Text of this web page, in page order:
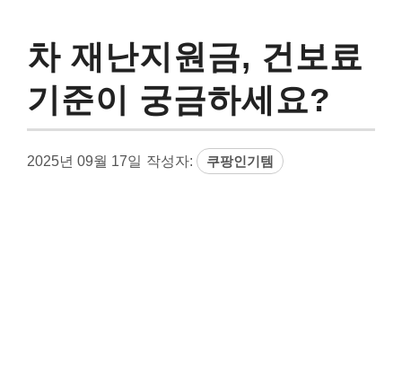
차 재난지원금, 건보료
기준이 궁금하세요?
2025년 09월 17일 작성자: 쿠팡인기템